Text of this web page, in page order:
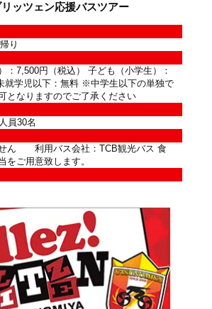
ッツェン応援バスツアー
り
：7,500円（税込） 子ども（小学生）：
就学児以下：無料 ※中学生以下の単独で
となりますのでご了承ください
員30名
ん 利用バス会社：TCB観光バス 食
をご用意致します。